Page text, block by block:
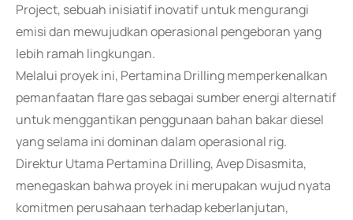
Project, sebuah inisiatif inovatif untuk mengurangi
emisi dan mewujudkan operasional pengeboran yang
lebih ramah lingkungan.
Melalui proyek ini, Pertamina Drilling memperkenalkan
pemanfaatan flare gas sebagai sumber energi alternatif
untuk menggantikan penggunaan bahan bakar diesel
yang selama ini dominan dalam operasional rig.
Direktur Utama Pertamina Drilling, Avep Disasmita,
menegaskan bahwa proyek ini merupakan wujud nyata
komitmen perusahaan terhadap keberlanjutan,